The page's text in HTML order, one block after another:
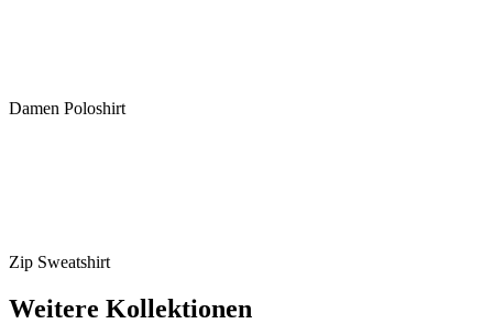
Damen Poloshirt
Zip Sweatshirt
Weitere Kollektionen